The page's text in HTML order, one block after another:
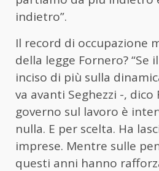
indietro”.
Il record di occupazione
della legge Fornero? “Se
inciso di più sulla
va avanti Seghezzi -,
governo sul lavoro è
nulla. E per scelta. Ha
imprese. Mentre sulle
questi anni hanno